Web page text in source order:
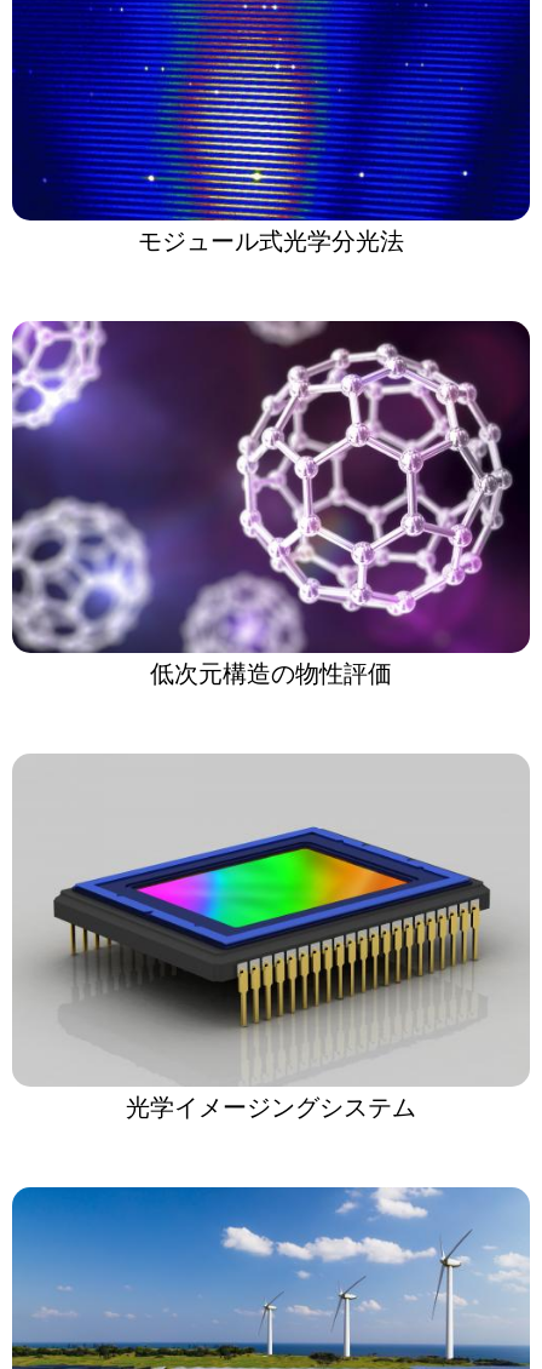
モジュール式光学分光法
低次元構造の物性評価
光学イメージングシステム